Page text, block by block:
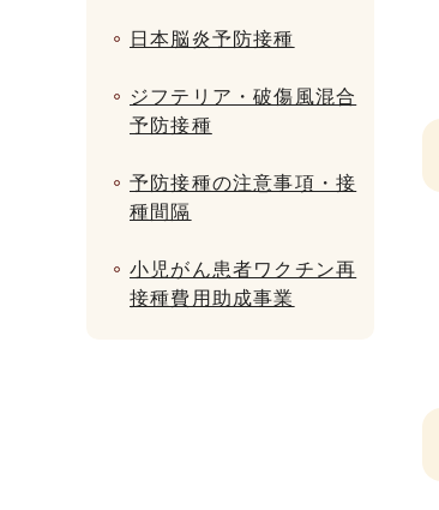
日本脳炎予防接種
ジフテリア・破傷風混合
予防接種
予防接種の注意事項・接
種間隔
小児がん患者ワクチン再
接種費用助成事業